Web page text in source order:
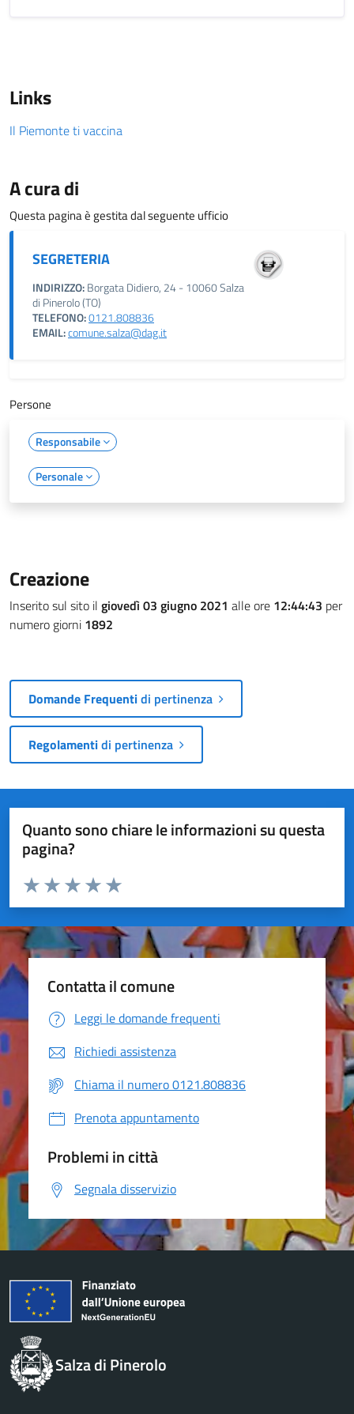
Links
Il Piemonte ti vaccina
A cura di
Questa pagina è gestita dal seguente ufficio
SEGRETERIA
INDIRIZZO:Borgata Didiero, 24 - 10060 Salza
di Pinerolo (TO)
TELEFONO:0121.808836
EMAIL:comune.salza@dag.it
Persone
Responsabile
Personale
Creazione
Inserito sul sito il giovedì 03 giugno 2021 alle ore 12:44:43 per
numero giorni 1892
Domande Frequentidi pertinenza
Regolamentidi pertinenza
Quanto sono chiare le informazioni su questa
pagina?
Valuta da 1 a 5 stelle la pagina
Valuta 5 stelle su 5
Valuta 4 stelle su 5
Valuta 3 stelle su 5
Valuta 2 stelle su 5
Valuta 1 stelle su 5
Contatta il comune
Leggi le domande frequenti
Richiedi assistenza
Chiama il numero 0121.808836
Prenota appuntamento
Problemi in città
Segnala disservizio
Salza di Pinerolo